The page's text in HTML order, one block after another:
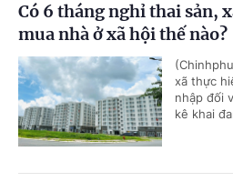
Có 6 tháng nghỉ thai sản,
mua nhà ở xã hội thế nào?
xã thực
nhập đối
kê khai